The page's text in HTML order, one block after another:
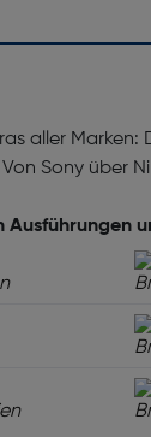
aller
Sony über
Ausführungen